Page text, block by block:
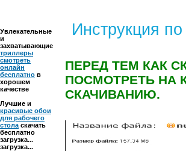
Увлекательные
и
захватывающие
триллеры
смотреть
онлайн
бесплатно в
хорошем
качестве
Лучшие и
красивые обои
для рабочего
стола скачать
бесплатно
загрузка...
загрузка...
Инструкция
ПЕРЕД ТЕМ КАК
ПОСМОТРЕТЬ НА
СКАЧИВАНИЮ.